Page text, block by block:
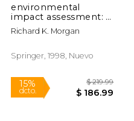
50%
environmental
impact assessment: a
methodological
approach (en Inglés)
Richard K. Morgan
Springer, 1998, Nuevo